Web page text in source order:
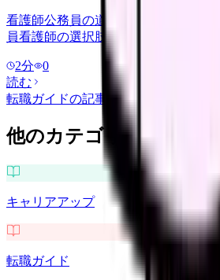
看護師公務員の道。保健師・自衛隊
員看護師の選択肢と年収、なり方。
2分
0
読む
転職ガイドの記事をもっと見る
他のカテゴリを探す
キャリアアップ
転職ガイド